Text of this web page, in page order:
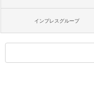
インプレスグループ